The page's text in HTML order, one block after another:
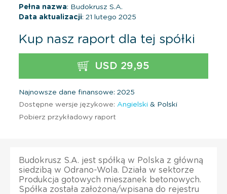
Pełna nazwa: Budokrusz S.A.
Data aktualizacji: 21 lutego 2025
Kup nasz raport dla tej spółki
USD 29,95
Najnowsze dane finansowe: 2025
Dostępne wersje językowe: Angielski & Polski
Pobierz przykładowy raport
Budokrusz S.A. jest spółką w Polska z główną
siedzibą w Odrano-Wola. Działa w sektorze
Produkcja gotowych mieszanek betonowych.
Spółka została założona/wpisana do rejestru